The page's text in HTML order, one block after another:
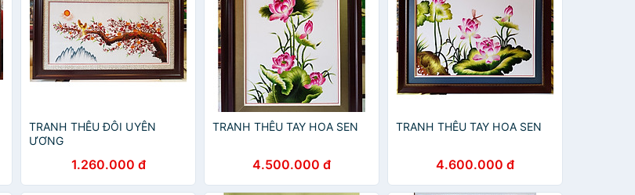
TRANH THÊU ĐÔI UYÊN
ƯƠNG
1.260.000 đ
TRANH THÊU TAY HOA SEN
4.500.000 đ
TRANH THÊU TAY HOA SEN
4.600.000 đ